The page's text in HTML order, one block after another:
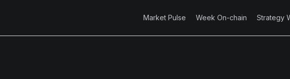
Market Pulse Week On-chain Strategy